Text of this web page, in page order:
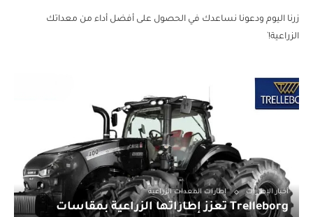
زرنا اليوم ودعونا نساعدك في الحصول على أفضل أداء من معداتك
الزراعية!`
أخبار الإطارات إطارات المعدات الزراعية
Trelleborg تعزز إطاراتها الزراعية بمقاسات